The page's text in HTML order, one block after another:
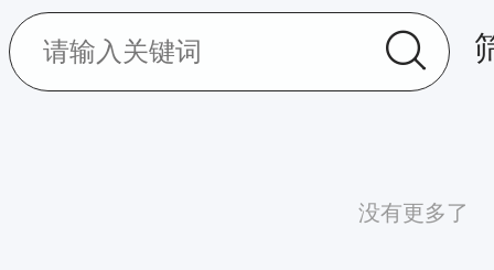
没有更多了